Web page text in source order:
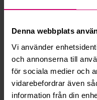
Denna webbplats
Vi använder
och annonserna till
för sociala medier och
vidarebefordrar även
information från din
Vad innebär
Vad är ett
Hur fungerar maxbud?
Hur fungerar